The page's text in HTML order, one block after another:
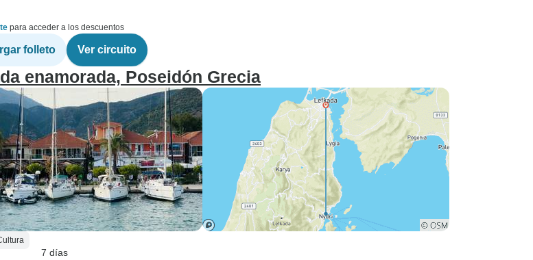
para acceder a los descuentos
folleto Ver circuito
enamorada, Poseidón Grecia
7 días